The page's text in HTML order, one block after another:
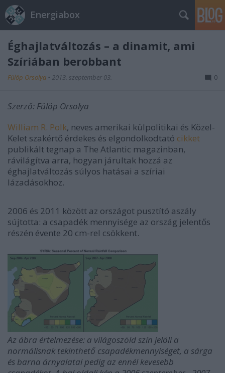
Energiabox
Éghajlatváltozás – a dinamit, ami
Szíriában berobbant
Fülöp Orsolya • 2013. szeptember 03. 0
Szerző: Fülöp Orsolya
William R. Polk, neves amerikai külpolitikai és Közel-
Kelet szakértő érdekes és elgondolkodtató cikket
publikált tegnap a The Atlantic magazinban,
rávilágítva arra, hogyan járultak hozzá az
éghajlatváltozás súlyos hatásai a szíriai
lázadásokhoz.
2006 és 2011 között az országot pusztító aszály
sújtotta: a csapadék mennyisége az ország jelentős
részén évente 20 cm-rel csökkent.
Az ábra értelmezése: a világoszöld szín jelöli a
normálisnak tekinthető csapadékmennyiséget, a sárga
és barna árnyalatai pedig az ennél kevesebb